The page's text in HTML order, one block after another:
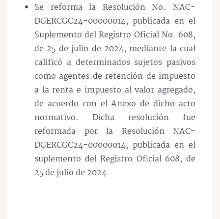
Se reforma la Resolución No. NAC-
DGERCGC24-00000014, publicada en el
Suplemento del Registro Oficial No. 608,
de 25 de julio de 2024, mediante la cual
calificó a determinados sujetos pasivos
como agentes de retención de impuesto
a la renta e impuesto al valor agregado,
de acuerdo con el Anexo de dicho acto
normativo. Dicha resolución fue
reformada por la Resolución NAC-
DGERCGC24-00000014, publicada en el
suplemento del Registro Oficial 608, de
25 de julio de 2024